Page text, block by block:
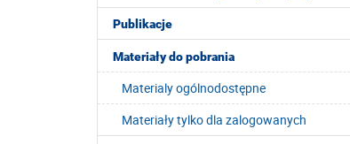
Publikacje
Materiały do pobrania
Materialy ogólnodostępne
Materiały tylko dla zalogowanych